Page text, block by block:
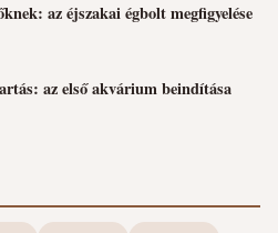
az éjszakai égbolt megfigyelése
az első akvárium beindítása